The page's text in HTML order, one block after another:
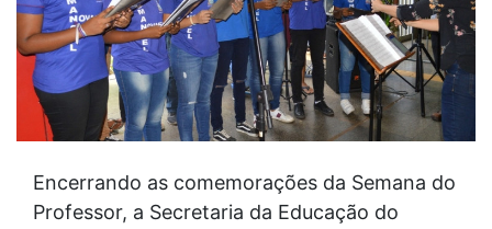
Encerrando as comemorações da Semana do
Professor, a Secretaria da Educação do